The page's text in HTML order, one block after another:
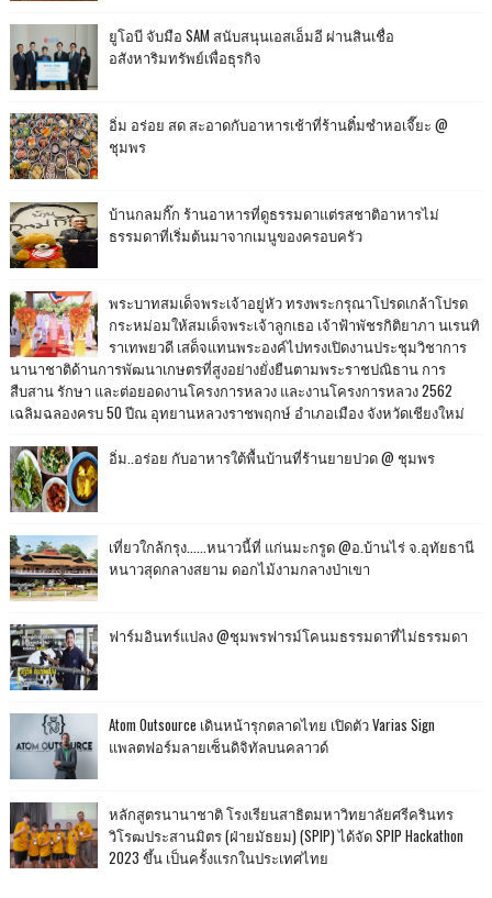
ยูโอบี จับมือ SAM สนับสนุนเอสเอ็มอี ผ่านสินเชื่อ
อสังหาริมทรัพย์เพื่อธุรกิจ
อิ่ม อร่อย สด สะอาดกับอาหารเช้าที่ร้านติ๋มซำหอเจี๊ยะ @
ชุมพร
บ้านกลมกิ๊ก ร้านอาหารที่ดูธรรมดาแต่รสชาติอาหารไม่
ธรรมดาที่เริ่มต้นมาจากเมนูของครอบครัว
พระบาทสมเด็จพระเจ้าอยู่หัว ทรงพระกรุณาโปรดเกล้าโปรด
กระหม่อมให้สมเด็จพระเจ้าลูกเธอ เจ้าฟ้าพัชรกิติยาภา นเรนทิ
ราเทพยวดี เสด็จแทนพระองค์ไปทรงเปิดงานประชุมวิชาการ
นานาชาติด้านการพัฒนาเกษตรที่สูงอย่างยั่งยืนตามพระราชปณิธาน การ
สืบสาน รักษา และต่อยอดงานโครงการหลวง และงานโครงการหลวง 2562
เฉลิมฉลองครบ 50 ปีณ อุทยานหลวงราชพฤกษ์ อำเภอเมือง จังหวัดเชียงใหม่
อิ่ม..อร่อย กับอาหารใต้พื้นบ้านที่ร้านยายปวด @ ชุมพร
เที่ยวใกล้กรุง......หนาวนี้ที่ แก่นมะกรูด @อ.บ้านไร่ จ.อุทัยธานี
หนาวสุดกลางสยาม ดอกไม้งามกลางป่าเขา
ฟาร์มอินทร์แปลง @ชุมพรฟารม์โคนมธรรมดาที่ไม่ธรรมดา
Atom Outsource เดินหน้ารุกตลาดไทย เปิดตัว Varias Sign
แพลตฟอร์มลายเซ็นดิจิทัลบนคลาวด์
หลักสูตรนานาชาติ โรงเรียนสาธิตมหาวิทยาลัยศรีครินทร
วิโรฒประสานมิตร (ฝ่ายมัธยม) (SPIP) ได้จัด SPIP Hackathon
2023 ขึ้น เป็นครั้งแรกในประเทศไทย